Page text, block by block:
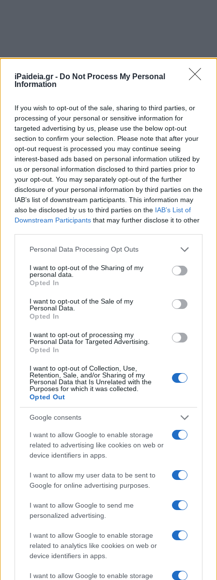
iPaideia.gr - Do Not Process My Personal
Information
If you wish to opt-out of the sale, sharing to third parties, or
processing of your personal or sensitive information for
targeted advertising by us, please use the below opt-out
section to confirm your selection. Please note that after your
opt-out request is processed you may continue seeing
interest-based ads based on personal information utilized by
us or personal information disclosed to third parties prior to
your opt-out. You may separately opt-out of the further
disclosure of your personal information by third parties on the
IAB’s list of downstream participants. This information may
also be disclosed by us to third parties on the IAB’s List of
Downstream Participants that may further disclose it to other
Please note that this website/app uses one or more Google
not limited to your visit or usage behaviour. You may click to
grant or deny consent to Google and its third-party tags to
use your data for below specified purposes in below Google
consent section.
Personal Data Processing Opt Outs
I want to opt-out of the Sharing of my
personal data.
Opted In
I want to opt-out of the Sale of my
Personal Data.
Opted In
I want to opt-out of processing my
Personal Data for Targeted Advertising.
Opted In
I want to opt-out of Collection, Use,
Retention, Sale, and/or Sharing of my
Personal Data that Is Unrelated with the
Purposes for which it was collected.
Opted Out
Google consents
I want to allow Google to enable storage
related to advertising like cookies on web or
device identifiers in apps.
I want to allow my user data to be sent to
Google for online advertising purposes.
I want to allow Google to send me
personalized advertising.
I want to allow Google to enable storage
related to analytics like cookies on web or
device identifiers in apps.
I want to allow Google to enable storage
Στο 3ο επιστημονικό πεδίο, των Επιστημών Υγείας, η
Χημεία κινείται επίσης ψηλά ως προς τα γραπτά κάτω
από τη βάση, με 43,06%, ενώ η Φυσική φτάνει το 39,71%
και η Βιολογία το 34,78%.
Το 4ο πεδίο και η δυσκολία στα Μαθηματικά
Στο 4ο επιστημονικό πεδίο, της Οικονομίας και
Πληροφορικής, το μεγαλύτερο βάρος πέφτει στα
σε 48,09%, ενώ στην Πληροφορική φτάνει το 41,13%. Η
Νεοελληνική Γλώσσα και Λογοτεχνία στο ίδιο πεδίο
Τα μαθήματα με ισχυρές υψηλές επιδόσεις
Παρά τα υψηλά ποσοστά χαμηλών βαθμολογιών σε
αρκετά μαθήματα, υπάρχουν και μαθήματα όπου
Στη Φυσική, για παράδειγμα, το 30,06% των υποψηφίων
των ημερήσιων ΓΕΛ συγκεντρώνεται στην κλίμακα 18
το 22,65%. Στην Πληροφορική το ποσοστό 18 έως 20
Η εικόνα στα ΕΠΑΛ
Στα ημερήσια ΕΠΑΛ, τα ποσοστά κάτω από τη βάση είναι
ιδιαίτερα αυξημένα στα δύο βασικά μαθήματα γενικής
Στα Νέα Ελληνικά, το 53,53% των υποψηφίων έγραψε
Άλγεβρα, το ποσοστό κάτω από τη βάση φτάνει το
58,53%.